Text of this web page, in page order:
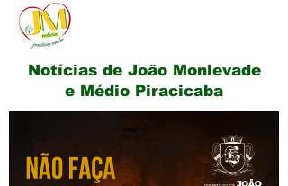
Notícias de João Monlevade
e Médio Piracicaba